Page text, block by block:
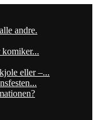
andre.
eller –...